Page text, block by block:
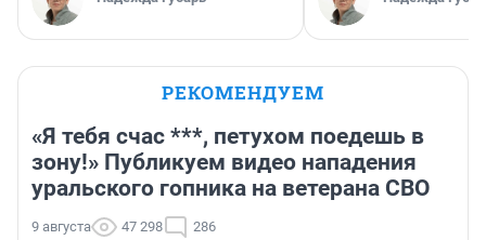
РЕКОМЕНДУЕМ
«Я тебя счас ***, петухом поедешь в
зону!» Публикуем видео нападения
уральского гопника на ветерана СВО
9 августа 47 298 286